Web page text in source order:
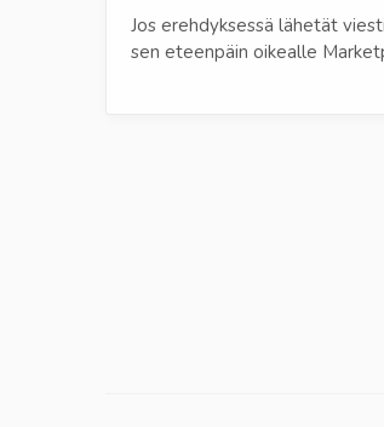
Jos erehdyksessä lähetät
sen eteenpäin oikealle